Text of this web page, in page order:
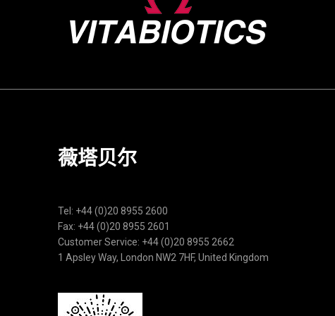
薇塔贝尔
Tel: +44 (0)20 8955 2600
Fax: +44 (0)20 8955 2601
Customer Service: +44 (0)20 8955 2662
1 Apsley Way, London NW2 7HF, United Kingdom